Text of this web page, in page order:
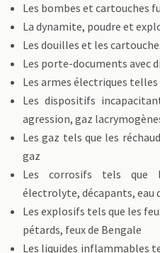
Les bombes et cartouches
La dynamite, poudre et
Les douilles et les
Les porte-documents avec
Les armes électriques telles
Les dispositifs
agression, gaz
Les gaz tels que les
gaz
Les corrosifs tels que
électrolyte, décapants, eau
Les explosifs tels que les
pétards, feux de Bengale
Les liquides inflammables